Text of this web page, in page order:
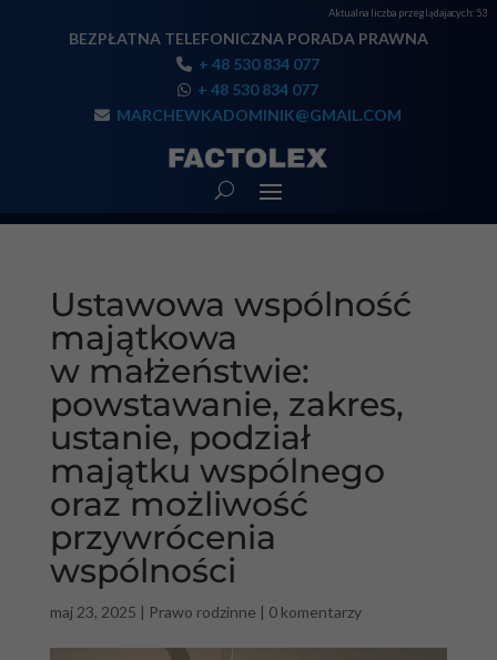
Aktualna liczba przeglądajacych: 53
BEZPŁATNA TELEFONICZNA PORADA PRAWNA
+ 48 530 834 077
+ 48 530 834 077
MARCHEWKADOMINIK@GMAIL.COM
Ustawowa wspólność
majątkowa
w małżeństwie:
powstawanie, zakres,
ustanie, podział
majątku wspólnego
oraz możliwość
przywrócenia
wspólności
maj 23, 2025 | Prawo rodzinne | 0 komentarzy